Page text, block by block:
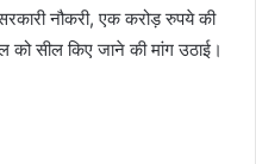
नौकरी, एक करोड़ रुपये की
को सील किए जाने की मांग उठाई।